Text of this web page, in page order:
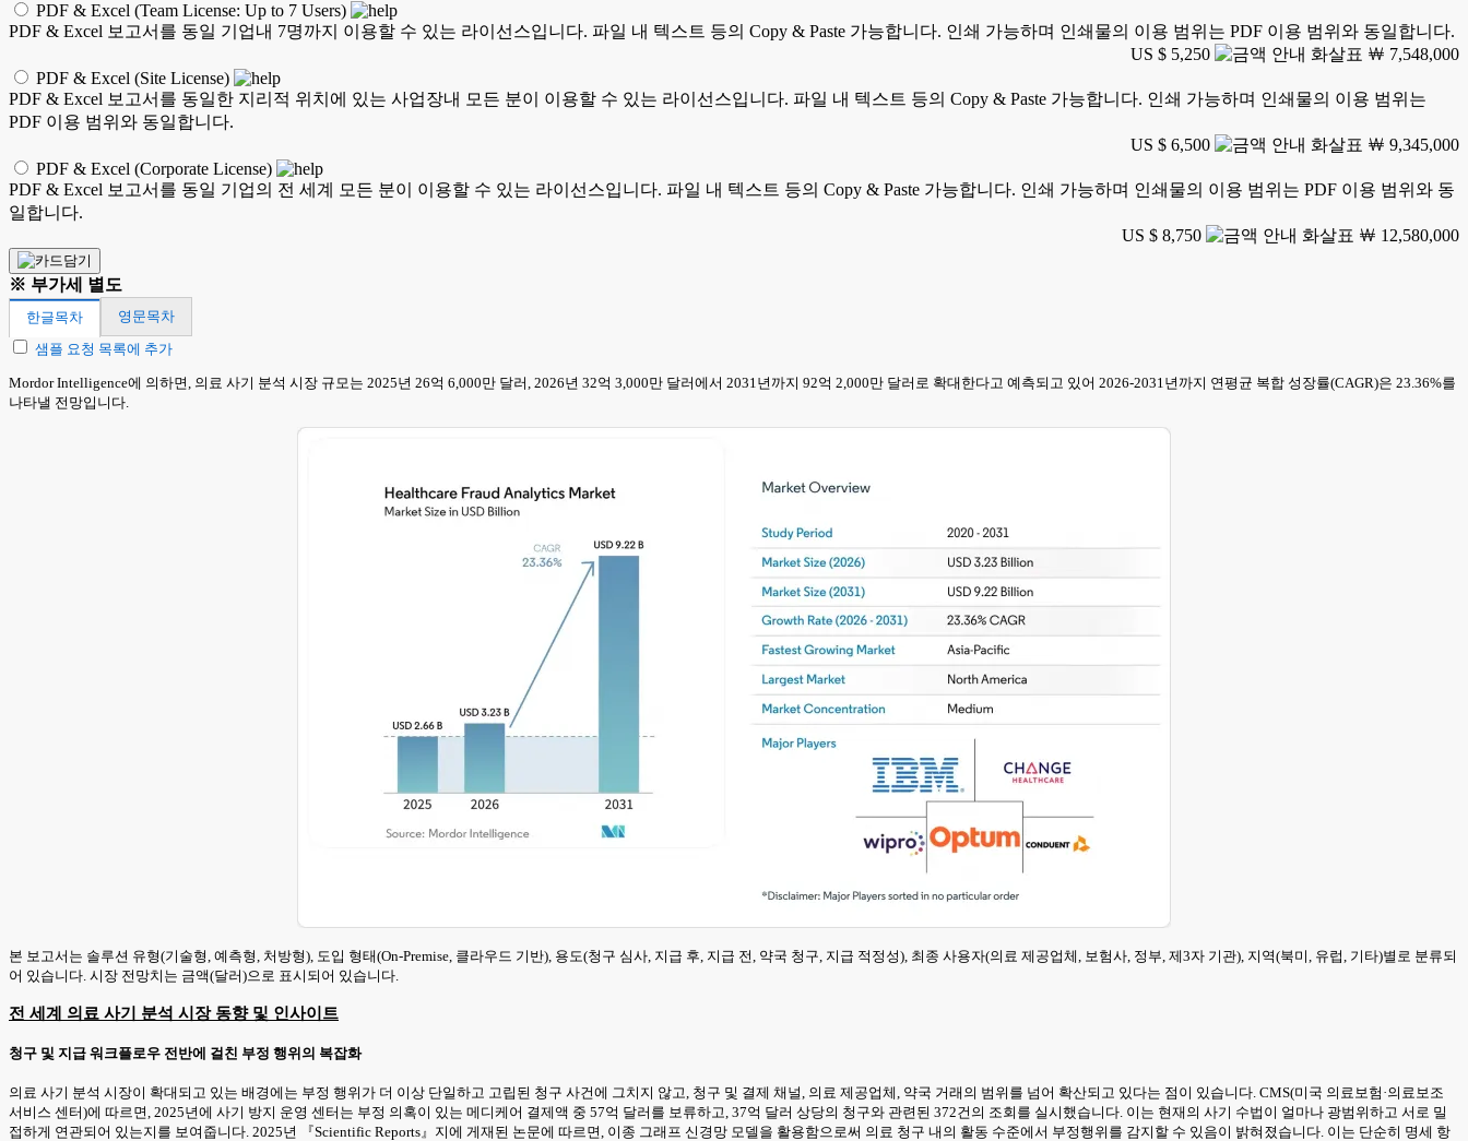
PDF & Excel (Team License: Up to 7 Users)
PDF & Excel 보고서를 동일 기업내 7명까지 이용할 수 있는 라이선스입니다. 파일 내 텍스트 등의 Copy & Paste 가능합니다. 인쇄 가능하며 인쇄물의 이용 범위는 PDF 이용 범위와 동일합니다.
US $ 5,250
￦ 7,548,000
PDF & Excel (Site License)
PDF & Excel 보고서를 동일한 지리적 위치에 있는 사업장내 모든 분이 이용할 수 있는 라이선스입니다. 파일 내 텍스트 등의 Copy & Paste 가능합니다. 인쇄 가능하며 인쇄물의 이용 범위는
PDF 이용 범위와 동일합니다.
US $ 6,500
￦ 9,345,000
PDF & Excel (Corporate License)
PDF & Excel 보고서를 동일 기업의 전 세계 모든 분이 이용할 수 있는 라이선스입니다. 파일 내 텍스트 등의 Copy & Paste 가능합니다. 인쇄 가능하며 인쇄물의 이용 범위는 PDF 이용 범위와 동
일합니다.
US $ 8,750
￦ 12,580,000
※ 부가세 별도
한글목차
영문목차
샘플 요청 목록에 추가
Mordor Intelligence에 의하면, 의료 사기 분석 시장 규모는 2025년 26억 6,000만 달러, 2026년 32억 3,000만 달러에서 2031년까지 92억 2,000만 달러로 확대한다고 예측되고 있어 2026-2031년까지 연평균 복합 성장률(CAGR)은 23.36%를
나타낼 전망입니다.
본 보고서는 솔루션 유형(기술형, 예측형, 처방형), 도입 형태(On-Premise, 클라우드 기반), 용도(청구 심사, 지급 후, 지급 전, 약국 청구, 지급 적정성), 최종 사용자(의료 제공업체, 보험사, 정부, 제3자 기관), 지역(북미, 유럽, 기타)별로 분류되
어 있습니다. 시장 전망치는 금액(달러)으로 표시되어 있습니다.
전 세계 의료 사기 분석 시장 동향 및 인사이트
청구 및 지급 워크플로우 전반에 걸친 부정 행위의 복잡화
의료 사기 분석 시장이 확대되고 있는 배경에는 부정 행위가 더 이상 단일하고 고립된 청구 사건에 그치지 않고, 청구 및 결제 채널, 의료 제공업체, 약국 거래의 범위를 넘어 확산되고 있다는 점이 있습니다. CMS(미국 의료보험·의료보조
서비스 센터)에 따르면, 2025년에 사기 방지 운영 센터는 부정 의혹이 있는 메디케어 결제액 중 57억 달러를 보류하고, 37억 달러 상당의 청구와 관련된 372건의 조회를 실시했습니다. 이는 현재의 사기 수법이 얼마나 광범위하고 서로 밀
접하게 연관되어 있는지를 보여줍니다. 2025년 『Scientific Reports』지에 게재된 논문에 따르면, 이종 그래프 신경망 모델을 활용함으로써 의료 청구 내의 활동 수준에서 부정행위를 감지할 수 있음이 밝혀졌습니다. 이는 단순히 명세 항